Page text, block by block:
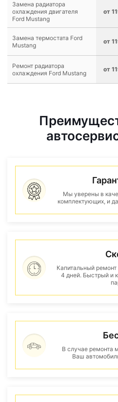
Замена радиатора
охлаждения двигателя
Ford Mustang
от
Замена термостата Ford
Mustang
от
Ремонт радиатора
охлаждения Ford Mustang
от
Мы уверены в
комплектующих, и
Капитальный
4 дней. Быстрый и
В случае ремонта
Ваш